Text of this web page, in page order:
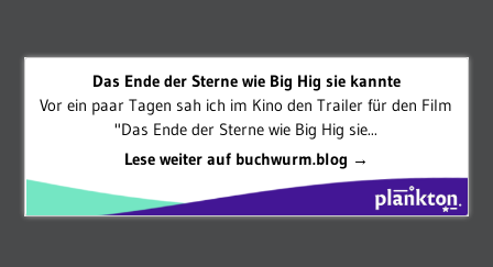
Das Ende der Sterne wie Big Hig sie kannte
Vor ein paar Tagen sah ich im Kino den Trailer für den Film
"Das Ende der Sterne wie Big Hig sie...
Lese weiter auf buchwurm.blog →